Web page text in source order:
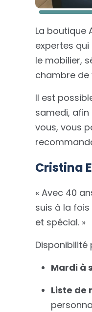
La boutique
expertes
le mobilier,
chambre de
Il est
samedi,
vous, vous
Cristina
« Avec 40
suis à la
et spécial. »
Disponibilité
Mardi à
Liste de